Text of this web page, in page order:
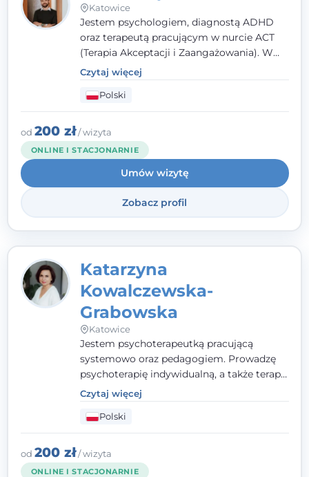
Katowice
Jestem psychologiem, diagnostą ADHD
oraz terapeutą pracującym w nurcie ACT
(Terapia Akceptacji i Zaangażowania). W
kontakcie z pacjentem najważniejsze są dla
mnie serdeczność, zrozumienie i atmosfera
pełna ciepła. Wierzę, że skuteczna terapia
to wspólne działanie - razem tworzymy
zespół, który szuka rozwiązań.
Czytaj więcej
Polski
od 200 zł/ wizyta
ONLINE I STACJONARNIE
Umów wizytę
Zobacz profil
Katarzyna
Kowalczewska-
Grabowska
Katowice
Jestem psychoterapeutką pracującą
systemowo oraz pedagogiem. Prowadzę
psychoterapię indywidualną, a także terapię
par, małżeństw i rodzin. Patrzę na
człowieka całościowo - w kontekście jego
relacji z rodziną, pracą i otoczeniem - i
opieram współpracę na Twoich mocnych
stronach.
Czytaj więcej
Polski
od 200 zł/ wizyta
ONLINE I STACJONARNIE